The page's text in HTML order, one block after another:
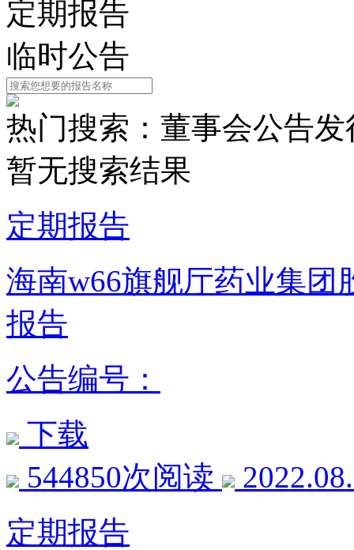
定期报告
临时公告
热门搜索： 董事会公告发
暂无搜索结果
定期报告
海南w66旗舰厅药业集团
报告
公告编号：
下载
544850次阅读
定期报告